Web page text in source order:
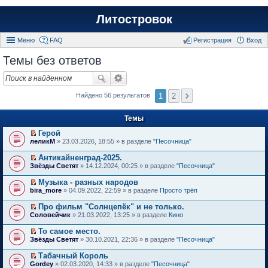
Литостровок
Меню FAQ Вход
Регистрация
Темы без ответов
Найдено 56 результатов 1 2
Темы
П
р
е
й
т
и
к
е
р
в
о
м
у
е
п
Герой
леликМ » 23.03.2026, 18:55 » в разделе "Песочница"
П
р
е
й
т
и
к
е
р
в
о
м
у
Антикайненград-2025.
Звёзды Светят » 14.12.2024, 00:25 » в разделе "Песочница"
П
р
е
й
т
и
к
е
Музыка - разных народов
bira_more » 04.09.2022, 22:59 » в разделе Просто трёп
П
р
й
т
и
к
Про фильм "Солнцепёк" и не только.
Соловейчик » 21.03.2022, 13:25 » в разделе Кино
П
р
й
То самое место.
Звёзды Светят » 30.10.2021, 22:36 » в разделе "Песочница"
П
Табачный Король
Gordey » 02.03.2020, 14:33 » в разделе "Песочница"